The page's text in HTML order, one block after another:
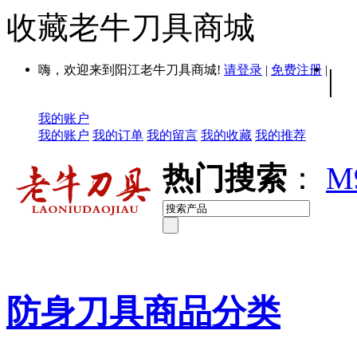
收藏老牛刀具商城
嗨，欢迎来到阳江老牛刀具商城! 请登录 | 免费注册 | |
我的账户
我的账户 我的订单 我的留言 我的收藏 我的推荐
热门搜索 ：
防身刀具商品分类